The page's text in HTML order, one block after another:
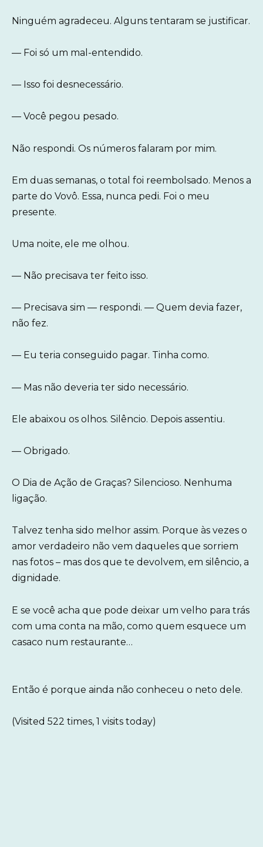
Ninguém agradeceu. Alguns tentaram se justificar.
— Foi só um mal-entendido.
— Isso foi desnecessário.
— Você pegou pesado.
Não respondi. Os números falaram por mim.
Em duas semanas, o total foi reembolsado. Menos a
parte do Vovô. Essa, nunca pedi. Foi o meu
presente.
Uma noite, ele me olhou.
— Não precisava ter feito isso.
— Precisava sim — respondi. — Quem devia fazer,
não fez.
— Eu teria conseguido pagar. Tinha como.
— Mas não deveria ter sido necessário.
Ele abaixou os olhos. Silêncio. Depois assentiu.
— Obrigado.
O Dia de Ação de Graças? Silencioso. Nenhuma
ligação.
Talvez tenha sido melhor assim. Porque às vezes o
amor verdadeiro não vem daqueles que sorriem
nas fotos – mas dos que te devolvem, em silêncio, a
dignidade.
E se você acha que pode deixar um velho para trás
com uma conta na mão, como quem esquece um
casaco num restaurante…
Então é porque ainda não conheceu o neto dele.
(Visited 522 times, 1 visits today)